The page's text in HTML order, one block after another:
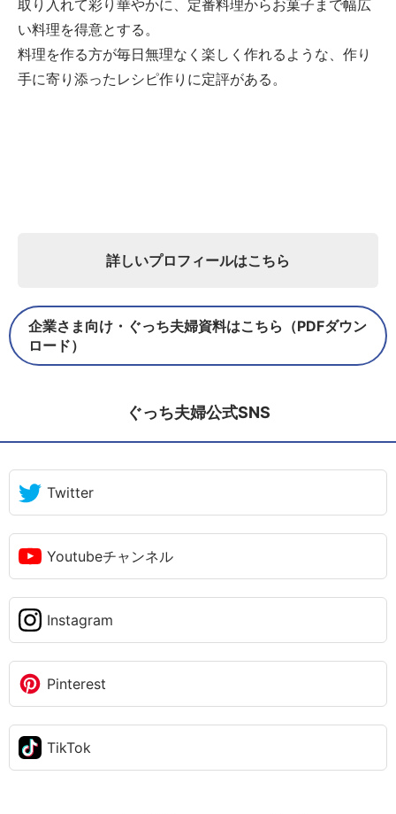
取り入れて彩り華やかに、定番料理からお菓子まで幅広
い料理を得意とする。
料理を作る方が毎日無理なく楽しく作れるような、作り
手に寄り添ったレシピ作りに定評がある。
詳しいプロフィールはこちら
企業さま向け・ぐっち夫婦資料はこちら（PDFダウン
ロード）
ぐっち夫婦公式SNS
Twitter
Youtubeチャンネル
Instagram
Pinterest
TikTok